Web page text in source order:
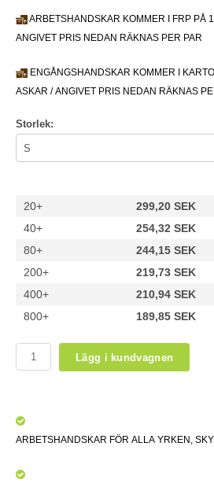
ARBETSHANDSKAR KOMMER I FRP PÅ
ANGIVET PRIS NEDAN RÄKNAS PER PAR
ENGÅNGSHANDSKAR KOMMER I
ASKAR / ANGIVET PRIS NEDAN RÄKNAS
Storlek:
20+
299,20 SEK
40+
254,32 SEK
80+
244,15 SEK
200+
219,73 SEK
400+
210,94 SEK
800+
189,85 SEK
Lägg i kundvagnen
ARBETSHANDSKAR FÖR ALLA YRKEN,